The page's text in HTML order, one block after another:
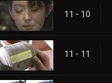
11 - 10
11 - 11